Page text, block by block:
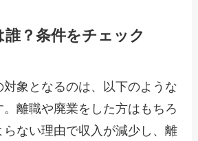
？条件をチェック
象となるのは、以下のような
離職や廃業をした方はもちろ
らない理由で収入が減少し、離